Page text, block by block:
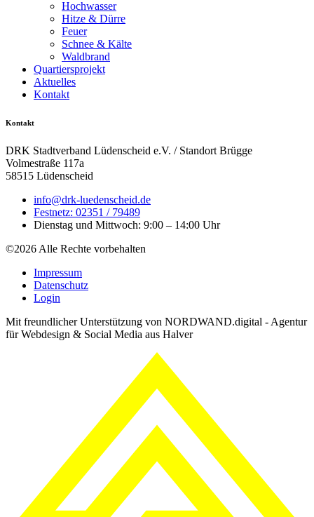
Hochwasser
Hitze & Dürre
Feuer
Schnee & Kälte
Waldbrand
Quartiersprojekt
Aktuelles
Kontakt
Kontakt
DRK Stadtverband Lüdenscheid e.V. / Standort Brügge
Volmestraße 117a
58515 Lüdenscheid
info@drk-luedenscheid.de
Festnetz: 02351 / 79489
Dienstag und Mittwoch: 9:00 – 14:00 Uhr
©2026 Alle Rechte vorbehalten
Impressum
Datenschutz
Login
Mit freundlicher Unterstützung von NORDWAND.digital - Agentur
für Webdesign & Social Media aus Halver